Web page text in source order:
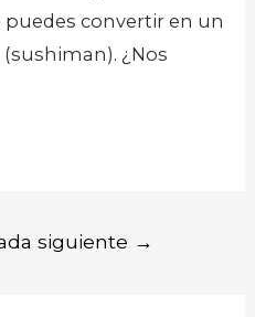
convertir en un
¿Nos
siguiente →